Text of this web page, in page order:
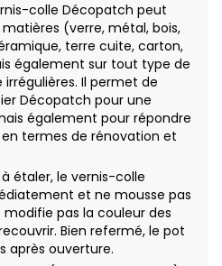
colle Décopatch peut
(verre, métal, bois,
terre cuite, carton,
également sur tout type de
Il permet de
Décopatch pour une
également pour répondre
termes de rénovation et
à étaler, le vernis-colle
et ne mousse pas
pas la couleur des
Bien refermé, le pot
après ouverture.